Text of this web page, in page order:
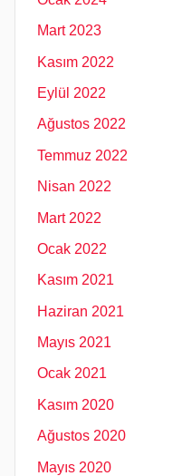
Mart 2023
Kasım 2022
Eylül 2022
Ağustos 2022
Temmuz 2022
Nisan 2022
Mart 2022
Ocak 2022
Kasım 2021
Haziran 2021
Mayıs 2021
Ocak 2021
Kasım 2020
Ağustos 2020
Mayıs 2020